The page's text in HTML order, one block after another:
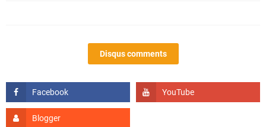
Disqus comments